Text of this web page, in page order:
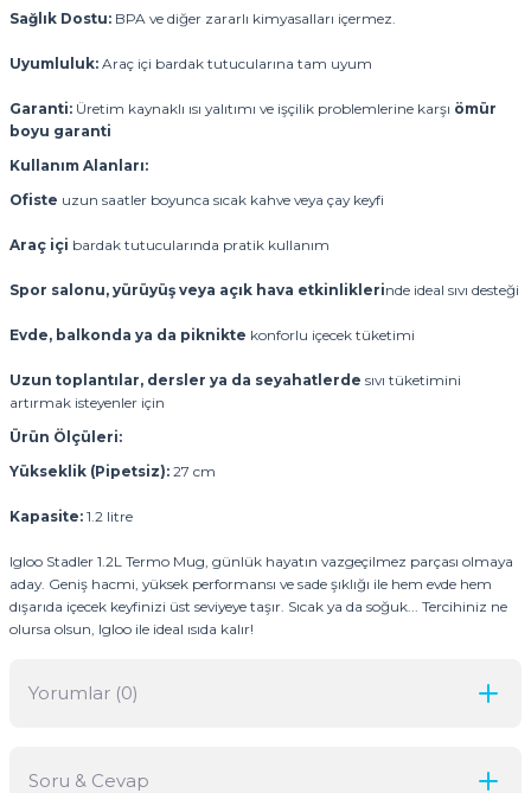
Sağlık Dostu: BPA ve diğer zararlı kimyasalları içermez.
Uyumluluk: Araç içi bardak tutucularına tam uyum
Garanti: Üretim kaynaklı ısı yalıtımı ve işçilik problemlerine karşı ömür
boyu garanti
Kullanım Alanları:
Ofiste uzun saatler boyunca sıcak kahve veya çay keyfi
Araç içi bardak tutucularında pratik kullanım
Spor salonu, yürüyüş veya açık hava etkinliklerinde ideal sıvı desteği
Evde, balkonda ya da piknikte konforlu içecek tüketimi
Uzun toplantılar, dersler ya da seyahatlerde sıvı tüketimini
artırmak isteyenler için
Ürün Ölçüleri:
Yükseklik (Pipetsiz): 27 cm
Kapasite: 1.2 litre
Igloo Stadler 1.2L Termo Mug, günlük hayatın vazgeçilmez parçası olmaya
aday. Geniş hacmi, yüksek performansı ve sade şıklığı ile hem evde hem
dışarıda içecek keyfinizi üst seviyeye taşır. Sıcak ya da soğuk... Tercihiniz ne
olursa olsun, Igloo ile ideal ısıda kalır!
Yorumlar (0)
Soru & Cevap